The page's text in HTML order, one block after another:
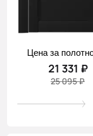
Цена за
21 331 ₽
25 095 ₽